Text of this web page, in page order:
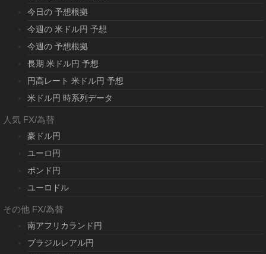
今日の 予想根拠
今週の 米ドル円 予想
今週の 予想根拠
長期 米ドル円 予想
円高レート 米ドル円 予想
米ドル円 時系列データ
人気 FX/為替
豪ドル円
ユーロ円
ポンド円
ユーロドル
その他 FX/為替
南アフリカランド円
ブラジルレアル円